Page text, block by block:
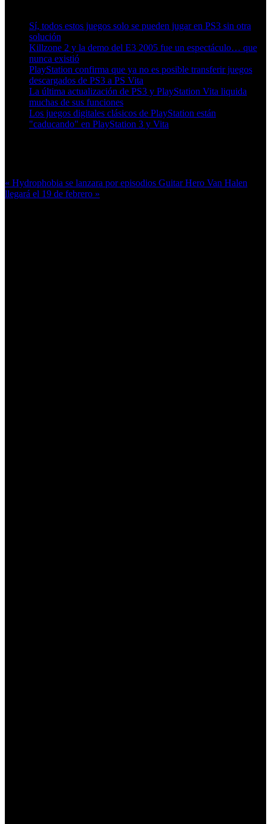
Sí, todos estos juegos solo se pueden jugar en PS3 sin otra
solución
Killzone 2 y la demo del E3 2005 fue un espectáculo… que
nunca existió
PlayStation confirma que ya no es posible transferir juegos
descargados de PS3 a PS Vita
La última actualización de PS3 y PlayStation Vita liquida
muchas de sus funciones
Los juegos digitales clásicos de PlayStation están
"caducando" en PlayStation 3 y Vita
« Hydrophobia se lanzara por episodios Guitar Hero Van Halen
llegará el 19 de febrero »